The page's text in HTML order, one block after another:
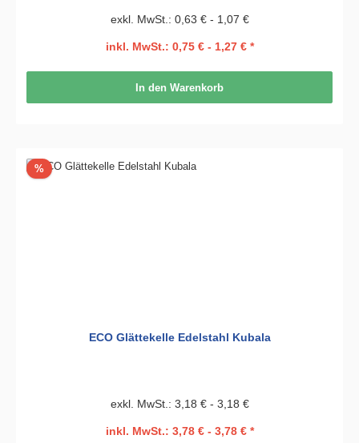
exkl. MwSt.: 0,63 € - 1,07 €
inkl. MwSt.: 0,75 € - 1,27 € *
In den Warenkorb
%Rabatt
ECO Glättekelle Edelstahl Kubala
exkl. MwSt.: 3,18 € - 3,18 €
inkl. MwSt.: 3,78 € - 3,78 € *